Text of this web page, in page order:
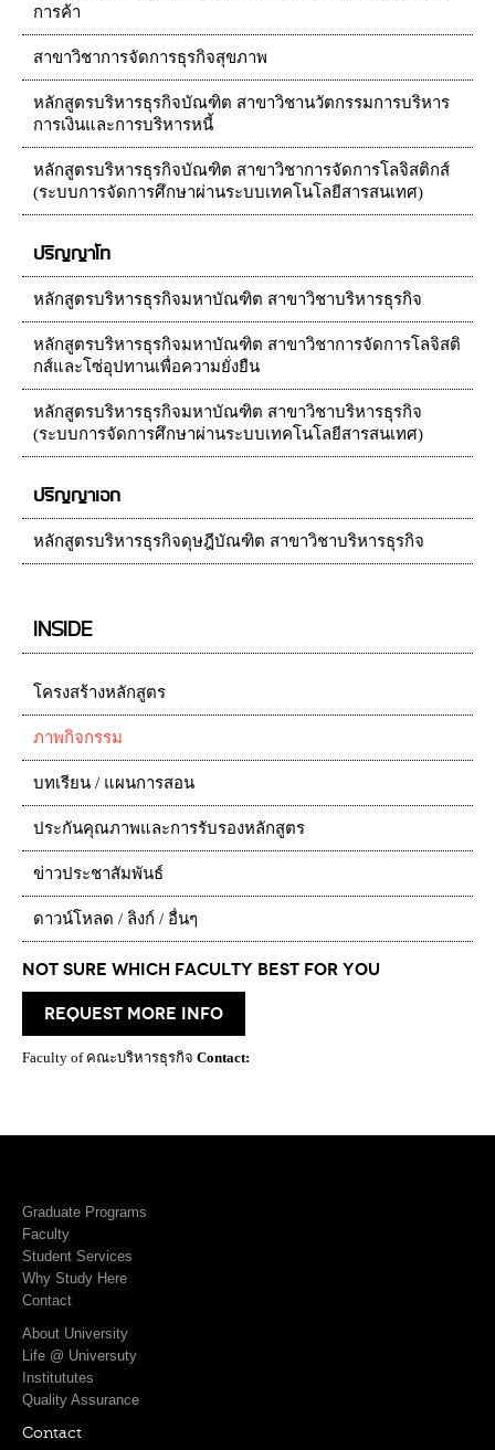
การค้า
สาขาวิชาการจัดการธุรกิจสุขภาพ
หลักสูตรบริหารธุรกิจบัณฑิต สาขาวิชานวัตกรรมการบริหาร
การเงินและการบริหารหนี้
หลักสูตรบริหารธุรกิจบัณฑิต สาขาวิชาการจัดการโลจิสติกส์
(ระบบการจัดการศึกษาผ่านระบบเทคโนโลยีสารสนเทศ)
ปริญญาโท
หลักสูตรบริหารธุรกิจมหาบัณฑิต สาขาวิชาบริหารธุรกิจ
หลักสูตรบริหารธุรกิจมหาบัณฑิต สาขาวิชาการจัดการโลจิสติ
กส์และโซ่อุปทานเพื่อความยั่งยืน
หลักสูตรบริหารธุรกิจมหาบัณฑิต สาขาวิชาบริหารธุรกิจ
(ระบบการจัดการศึกษาผ่านระบบเทคโนโลยีสารสนเทศ)
ปริญญาเอก
หลักสูตรบริหารธุรกิจดุษฎีบัณฑิต สาขาวิชาบริหารธุรกิจ
INSIDE
โครงสร้างหลักสูตร
ภาพกิจกรรม
บทเรียน / แผนการสอน
ประกันคุณภาพและการรับรองหลักสูตร
ข่าวประชาสัมพันธ์
ดาวน์โหลด / ลิงก์ / อื่นๆ
Not Sure which Faculty best for you
request more info
Faculty of คณะบริหารธุรกิจ Contact:
Graduate Programs
Faculty
Student Services
Why Study Here
Contact
About University
Life @ Universuty
Institututes
Quality Assurance
Contact